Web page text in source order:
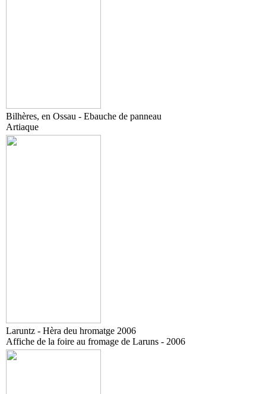
Bilhères, en Ossau - Ebauche de panneau
Artiaque
Laruntz - Hèra deu hromatge 2006
Affiche de la foire au fromage de Laruns - 2006